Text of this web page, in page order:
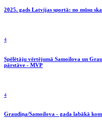
2025. gads Latvijas sportā: no mūsu
4
Spēlētāju vērtējumā Samoilova un
pārstāve - MVP
4
Graudiņa/Samoilova - gada labākā